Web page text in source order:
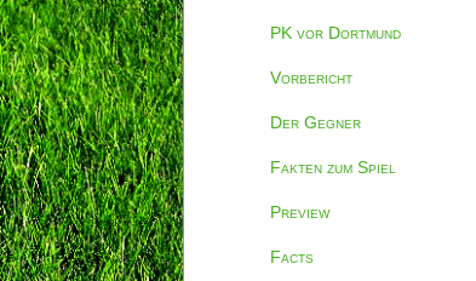
PK vor Dortmund
Vorbericht
Der Gegner
Fakten zum Spiel
Preview
Facts